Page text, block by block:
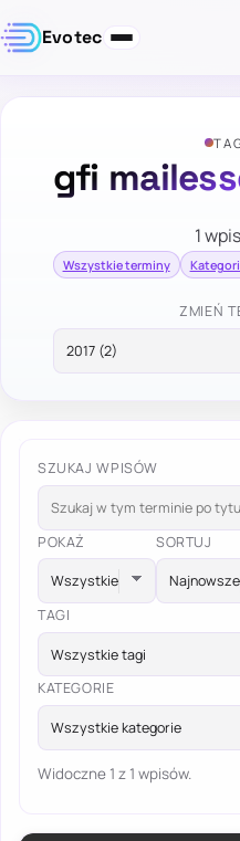
Evotec
gfi
1
Wszystkie terminy
ZMIEŃ
SZUKAJ WPISÓW
POKAŻ SORTUJ
TAGI
Wszystkie tagi
KATEGORIE
Wszystkie kategorie
Widoczne 1 z 1 wpisów.